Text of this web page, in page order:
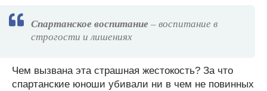
Спартанское воспитание – воспитание в
строгости и лишениях
Чем вызвана эта страшная жестокость? За что
спартанские юноши убивали ни в чем не повинных